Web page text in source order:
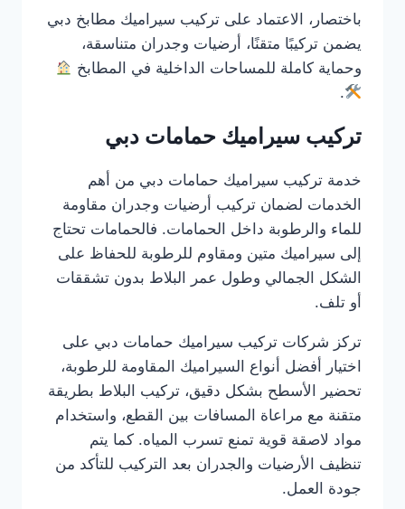
باختصار، الاعتماد على تركيب سيراميك مطابخ دبي
يضمن تركيبًا متقنًا، أرضيات وجدران متناسقة،
وحماية كاملة للمساحات الداخلية في المطابخ
.
تركيب سيراميك حمامات دبي
خدمة تركيب سيراميك حمامات دبي من أهم
الخدمات لضمان تركيب أرضيات وجدران مقاومة
للماء والرطوبة داخل الحمامات. فالحمامات تحتاج
إلى سيراميك متين ومقاوم للرطوبة للحفاظ على
الشكل الجمالي وطول عمر البلاط بدون تشققات
أو تلف.
تركز شركات تركيب سيراميك حمامات دبي على
اختيار أفضل أنواع السيراميك المقاومة للرطوبة،
تحضير الأسطح بشكل دقيق، تركيب البلاط بطريقة
متقنة مع مراعاة المسافات بين القطع، واستخدام
مواد لاصقة قوية تمنع تسرب المياه. كما يتم
تنظيف الأرضيات والجدران بعد التركيب للتأكد من
جودة العمل.